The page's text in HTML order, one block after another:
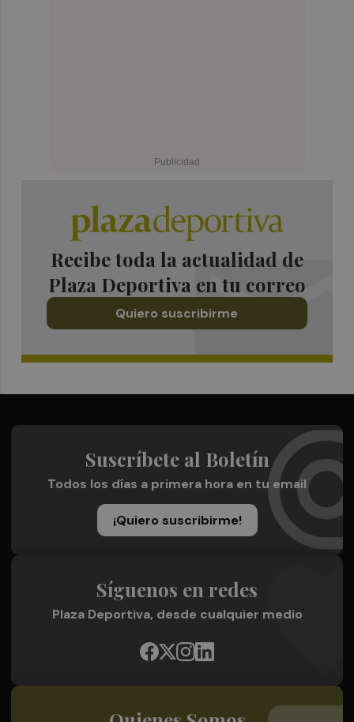
Recibe toda la actualidad de
Plaza Deportiva en tu correo
Quiero suscribirme
Suscríbete al Boletín
Todos los días a primera hora en tu email
¡Quiero suscribirme!
Síguenos en redes
Plaza Deportiva, desde cualquier medio